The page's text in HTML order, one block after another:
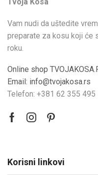
Vam nudi da uštedite
preparate za kosu koji će
roku.
Online shop
Email: info@tvojakosa.rs
Telefon: +381 62 355 495
Korisni linkovi